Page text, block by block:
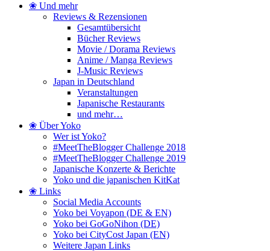
❀ Und mehr
Reviews & Rezensionen
Gesamtübersicht
Bücher Reviews
Movie / Dorama Reviews
Anime / Manga Reviews
J-Music Reviews
Japan in Deutschland
Veranstaltungen
Japanische Restaurants
und mehr…
❀ Über Yoko
Wer ist Yoko?
#MeetTheBlogger Challenge 2018
#MeetTheBlogger Challenge 2019
Japanische Konzerte & Berichte
Yoko und die japanischen KitKat
❀ Links
Social Media Accounts
Yoko bei Voyapon (DE & EN)
Yoko bei GoGoNihon (DE)
Yoko bei CityCost Japan (EN)
Weitere Japan Links